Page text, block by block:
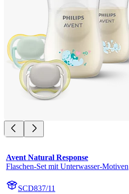
Avent Natural Response
Flaschen-Set mit Unterwasser-Motiven
SCD837/11